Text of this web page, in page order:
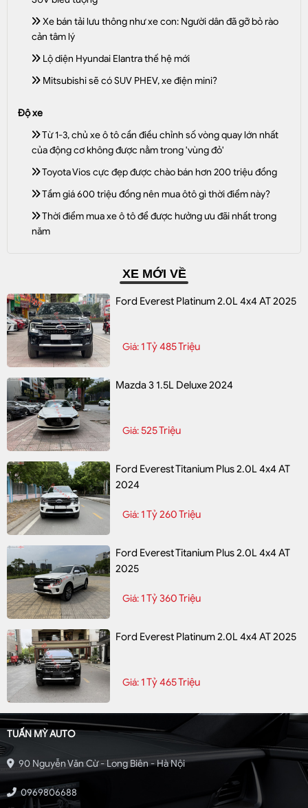
Xe bán tải lưu thông như xe con: Người dân đã gỡ bỏ rào
cản tâm lý
Lộ diện Hyundai Elantra thế hệ mới
Mitsubishi sẽ có SUV PHEV, xe điện mini?
Độ xe
Từ 1-3, chủ xe ô tô cần điều chỉnh số vòng quay lớn nhất
của động cơ không được nằm trong 'vùng đỏ'
Toyota Vios cực đẹp được chào bán hơn 200 triệu đồng
Tầm giá 600 triệu đồng nên mua ôtô gì thời điểm này?
Thời điểm mua xe ô tô để được hưởng ưu đãi nhất trong
năm
XE MỚI VỀ
Ford Everest Platinum 2.0L 4x4 AT 2025
Giá: 1 Tỷ 485 Triệu
Mazda 3 1.5L Deluxe 2024
Giá:525 Triệu
Ford Everest Titanium Plus 2.0L 4x4 AT
2024
Giá: 1 Tỷ 260 Triệu
Ford Everest Titanium Plus 2.0L 4x4 AT
2025
Giá: 1 Tỷ 360 Triệu
Ford Everest Platinum 2.0L 4x4 AT 2025
Giá: 1 Tỷ 465 Triệu
TUẤN MỲ AUTO
90 Nguyễn Văn Cừ - Long Biên - Hà Nội
0969806688